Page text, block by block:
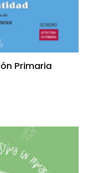
Primaria